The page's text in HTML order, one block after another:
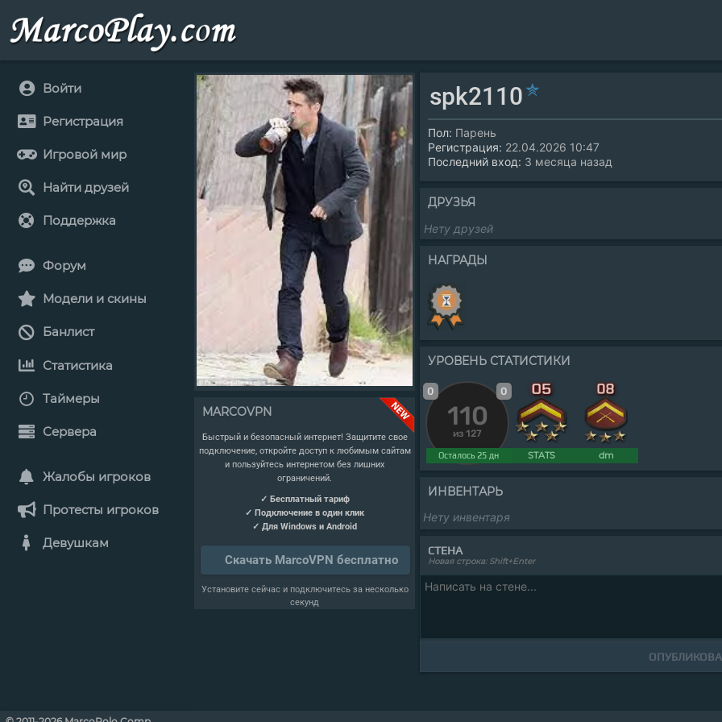
Войти
Регистрация
Игровой мир
Найти друзей
Поддержка
Форум
Модели и скины
Банлист
Статистика
Таймеры
Сервера
Жалобы игроков
Протесты игроков
Девушкам
MARCOVPN
Быстрый и безопасный интернет! Защитите свое
подключение, откройте доступ к любимым сайтам
и пользуйтесь интернетом без лишних
ограничений.
✓ Бесплатный тариф
✓ Подключение в один клик
✓ Для Windows и Android
Скачать MarcoVPN бесплатно
Установите сейчас и подключитесь за несколько
секунд
spk2110
Пол: Парень
Регистрация: 22.04.2026 10:47
Последний вход: 3 месяца назад
ДРУЗЬЯ
Нету друзей
НАГРАДЫ
УРОВЕНЬ СТАТИСТИКИ
110
из 127
Осталось 25 дн
0 0
STATS dm
ИНВЕНТАРЬ
Нету инвентаря
СТЕНА
Новая строка: Shift+Enter